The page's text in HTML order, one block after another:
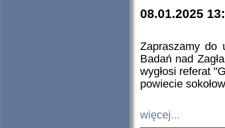
08.01.2025
Zapraszamy do
Badań nad
wygłosi referat
powiecie
więcej...